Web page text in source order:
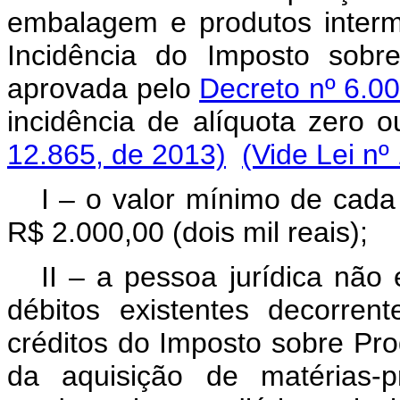
embalagem e produtos
Incidência do Imposto
aprovada pelo Decreto nº
incidência de alíquota zero
12.865, de 2013)
(Vide Lei
I – o valor mínimo de
R$ 2.000,00 (dois mil reais);
II – a pessoa jurídica não
débitos existentes
créditos do Imposto sobre
da aquisição de matérias-